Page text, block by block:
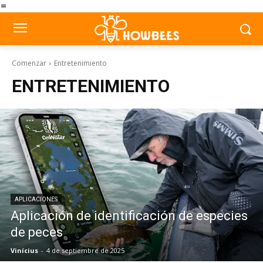
=
Comenzar Entretenimiento
ENTRETENIMIENTO
APLICACIONES
Aplicación de identificación de especies
de peces
Vinícius - 4 de septiembre de 2025